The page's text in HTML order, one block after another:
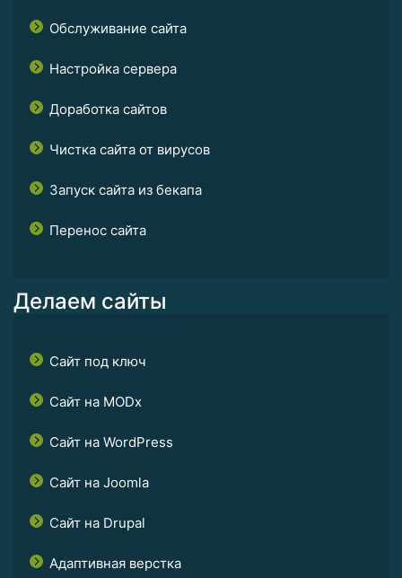
Обслуживание сайта
Настройка сервера
Доработка сайтов
Чистка сайта от вирусов
Запуск сайта из бекапа
Перенос сайта
Делаем сайты
Сайт под ключ
Сайт на MODx
Сайт на WordPress
Сайт на Joomla
Сайт на Drupal
Адаптивная верстка